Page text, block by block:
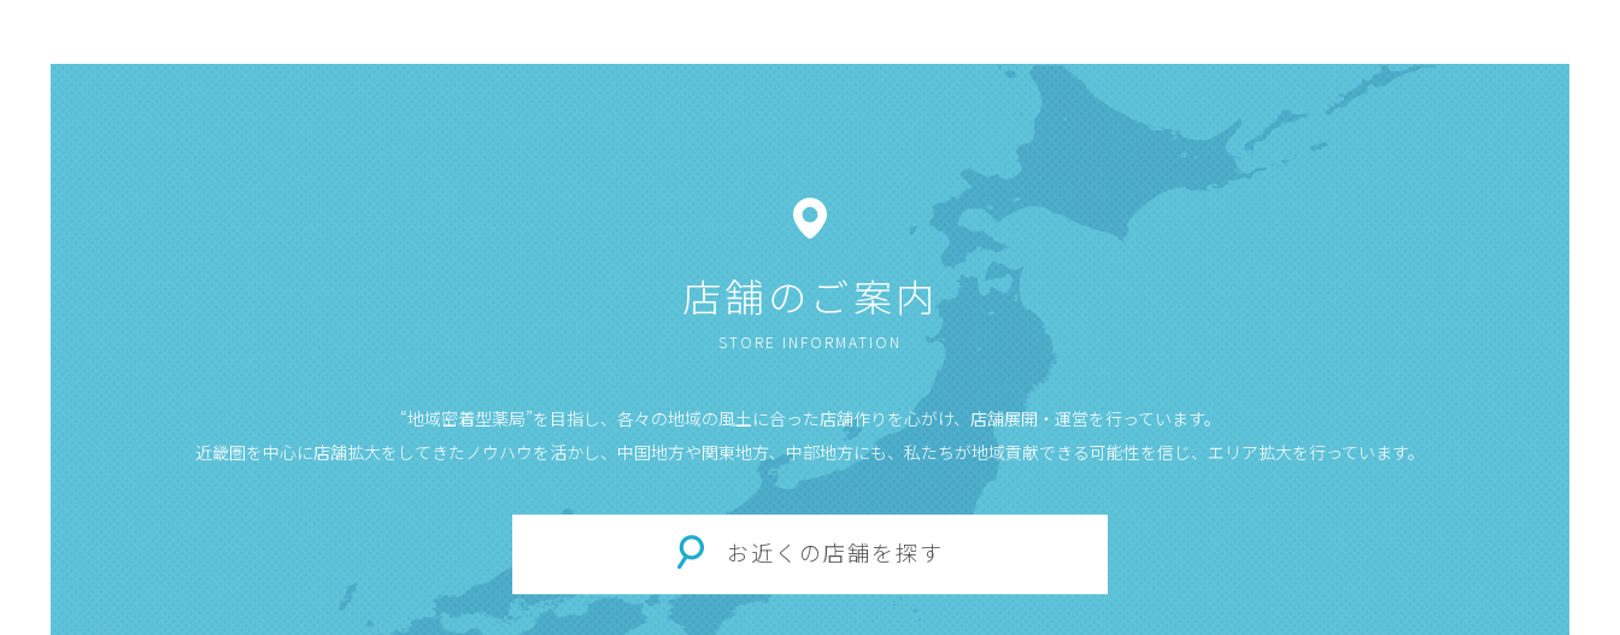
店舗のご案内
STORE INFORMATION
“地域密着型薬局”を目指し、各々の地域の風土に合った店舗作りを心がけ、店舗展開・運営を行っています。
近畿圏を中心に店舗拡大をしてきたノウハウを活かし、中国地方や関東地方、中部地方にも、私たちが地域貢献できる可能性を信じ、エリア拡大を行っています。
お近くの店舗を探す